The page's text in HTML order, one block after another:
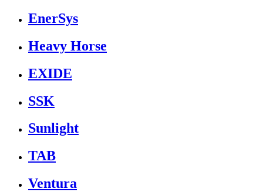
EnerSys
Heavy Horse
EXIDE
SSK
Sunlight
TAB
Ventura